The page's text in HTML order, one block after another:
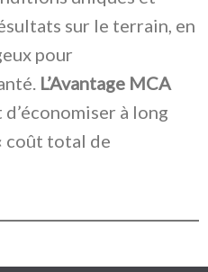
sur le terrain, en
pour
L’Avantage MCA
à long
coût total de